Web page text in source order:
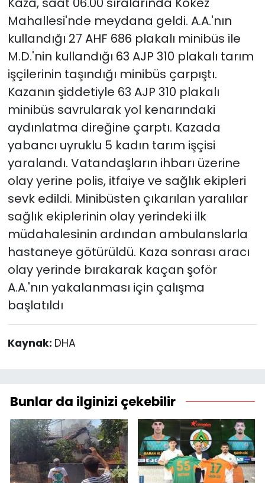
Mahallesi'nde meydana geldi. A.A.'nın
kullandığı 27 AHF 686 plakalı minibüs ile
M.D.'nin kullandığı 63 AJP 310 plakalı tarım
işçilerinin taşındığı minibüs çarpıştı.
Kazanın şiddetiyle 63 AJP 310 plakalı
minibüs savrularak yol kenarındaki
aydınlatma direğine çarptı. Kazada
yabancı uyruklu 5 kadın tarım işçisi
yaralandı. Vatandaşların ihbarı üzerine
olay yerine polis, itfaiye ve sağlık ekipleri
sevk edildi. Minibüsten çıkarılan yaralılar
sağlık ekiplerinin olay yerindeki ilk
müdahalesinin ardından ambulanslarla
hastaneye götürüldü. Kaza sonrası aracı
olay yerinde bırakarak kaçan şoför
A.A.'nın yakalanması için çalışma
başlatıldı
Kaynak: DHA
Bunlar da ilginizi çekebilir